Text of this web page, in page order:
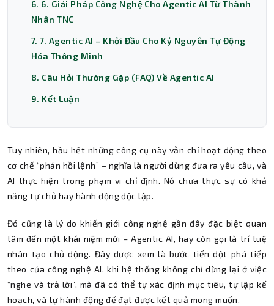
6. 6. Giải Pháp Công Nghệ Cho Agentic AI Từ Thành
Nhân TNC
7. 7. Agentic AI – Khởi Đầu Cho Kỷ Nguyên Tự Động
Hóa Thông Minh
8. Câu Hỏi Thường Gặp (FAQ) Về Agentic AI
9. Kết Luận
Tuy nhiên, hầu hết những công cụ này vẫn chỉ hoạt động theo
cơ chế “phản hồi lệnh” – nghĩa là người dùng đưa ra yêu cầu, và
AI thực hiện trong phạm vi chỉ định. Nó chưa thực sự có khả
năng tự chủ hay hành động độc lập.
Đó cũng là lý do khiến giới công nghệ gần đây đặc biệt quan
tâm đến một khái niệm mới – Agentic AI, hay còn gọi là trí tuệ
nhân tạo chủ động. Đây được xem là bước tiến đột phá tiếp
theo của công nghệ AI, khi hệ thống không chỉ dừng lại ở việc
“nghe và trả lời”, mà đã có thể tự xác định mục tiêu, tự lập kế
hoạch, và tự hành động để đạt được kết quả mong muốn.